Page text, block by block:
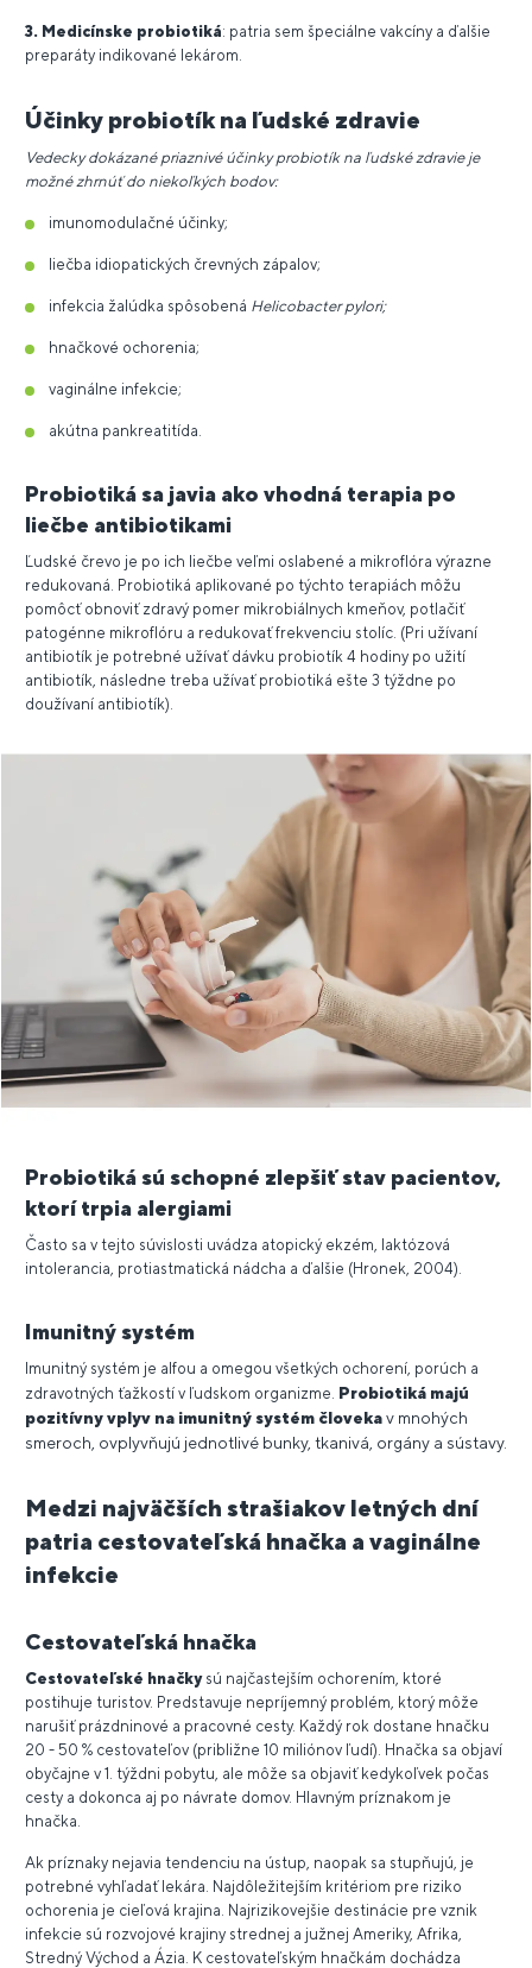
3. Medicínske probiotiká: patria sem špeciálne vakcíny a ďalšie
preparáty indikované lekárom.
Účinky probiotík na ľudské zdravie
Vedecky dokázané priaznivé účinky probiotík na ľudské zdravie je
možné zhrnúť do niekoľkých bodov:
imunomodulačné účinky;
liečba idiopatických črevných zápalov;
infekcia žalúdka spôsobená Helicobacter pylori;
hnačkové ochorenia;
vaginálne infekcie;
akútna pankreatitída.
Probiotiká sa javia ako vhodná terapia po
liečbe antibiotikami
Ľudské črevo je po ich liečbe veľmi oslabené a mikroflóra výrazne
redukovaná. Probiotiká aplikované po týchto terapiách môžu
pomôcť obnoviť zdravý pomer mikrobiálnych kmeňov, potlačiť
patogénne mikroflóru a redukovať frekvenciu stolíc. (Pri užívaní
antibiotík je potrebné užívať dávku probiotík 4 hodiny po užití
antibiotík, následne treba užívať probiotiká ešte 3 týždne po
doužívaní antibiotík).
Probiotiká sú schopné zlepšiť stav pacientov,
ktorí trpia alergiami
Často sa v tejto súvislosti uvádza atopický ekzém, laktózová
intolerancia, protiastmatická nádcha a ďalšie (Hronek, 2004).
Imunitný systém
Imunitný systém je alfou a omegou všetkých ochorení, porúch a
zdravotných ťažkostí v ľudskom organizme. Probiotiká majú
pozitívny vplyv na imunitný systém človekav mnohých
smeroch, ovplyvňujú jednotlivé bunky, tkanivá, orgány a sústavy.
Medzi najväčších strašiakov letných dní
patria cestovateľská hnačka a vaginálne
infekcie
Cestovateľská hnačka
Cestovateľské hnačkysú najčastejším ochorením, ktoré
postihuje turistov. Predstavuje nepríjemný problém, ktorý môže
narušiť prázdninové a pracovné cesty. Každý rok dostane hnačku
20 - 50 % cestovateľov (približne 10 miliónov ľudí). Hnačka sa objaví
obyčajne v 1. týždni pobytu, ale môže sa objaviť kedykoľvek počas
cesty a dokonca aj po návrate domov. Hlavným príznakom je
hnačka.
Ak príznaky nejavia tendenciu na ústup, naopak sa stupňujú, je
potrebné vyhľadať lekára. Najdôležitejším kritériom pre riziko
ochorenia je cieľová krajina. Najrizikovejšie destinácie pre vznik
infekcie sú rozvojové krajiny strednej a južnej Ameriky, Afrika,
Stredný Východ a Ázia. K cestovateľským hnačkám dochádza